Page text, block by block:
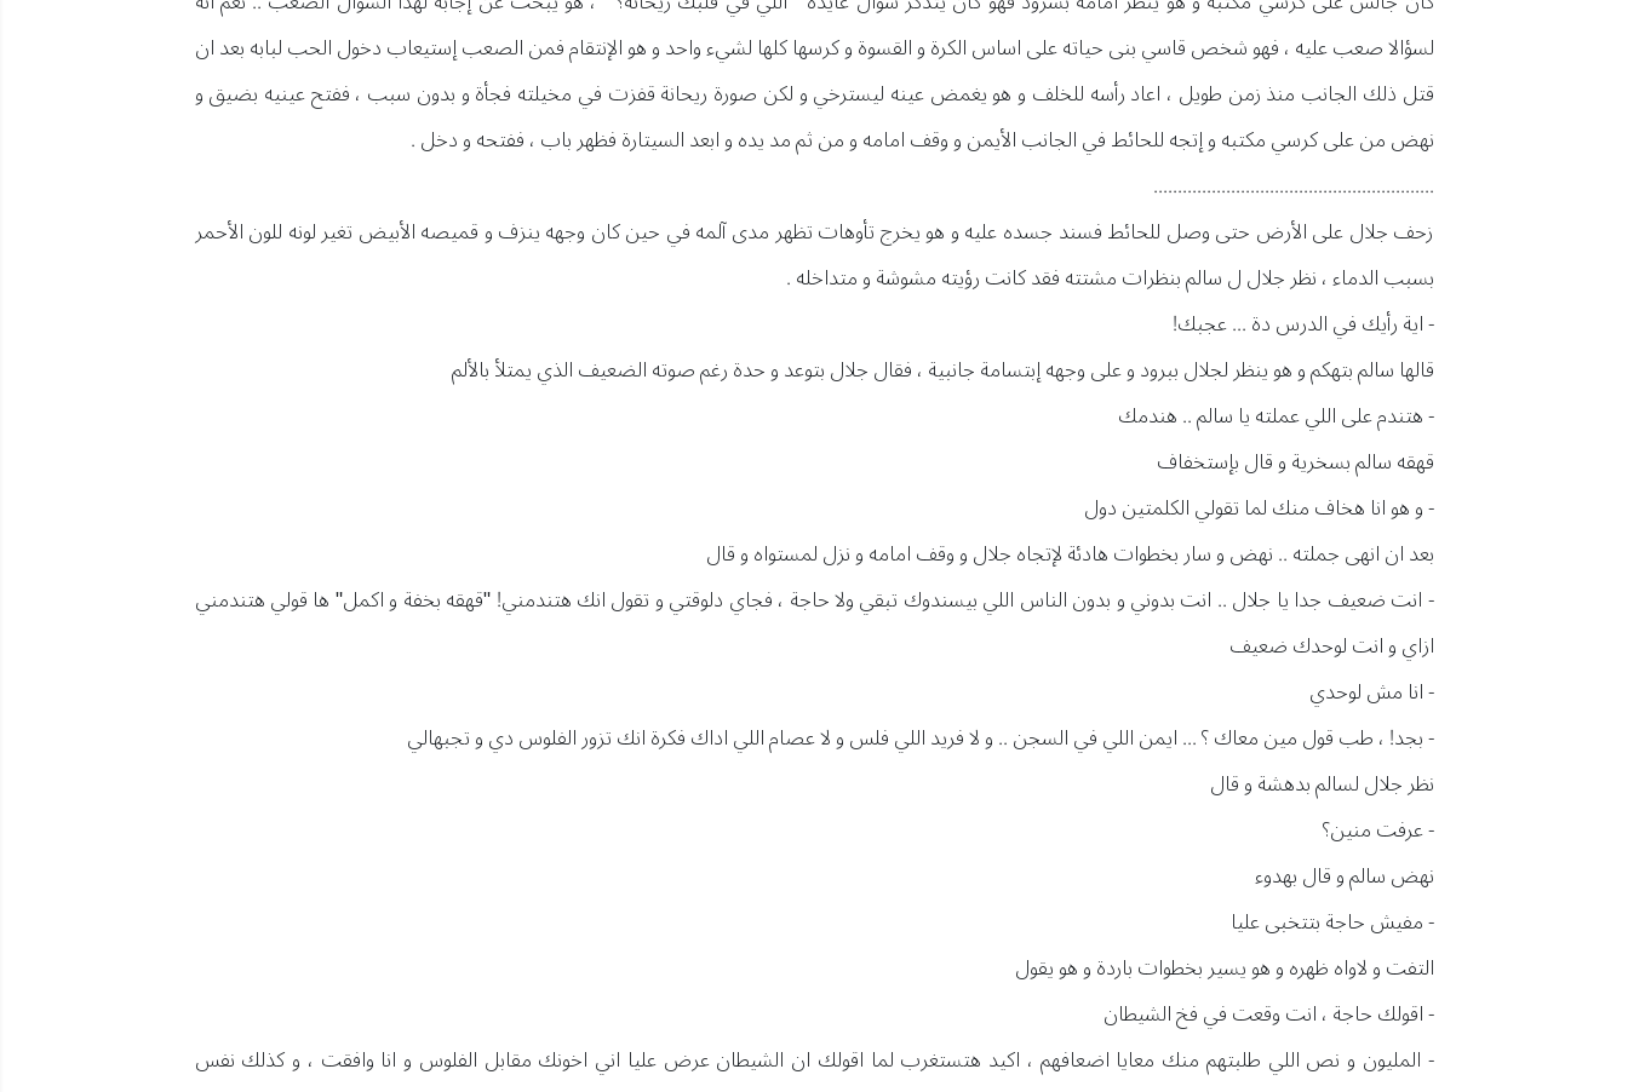
لسؤالا صعب عليه ، فهو شخص قاسي بنى حياته على اساس الكرة و القسوة و كرسها كلها لشيء واحد و هو الإنتقام فمن الصعب إستيعاب دخول الحب لبابه بعد ان
قتل ذلك الجانب منذ زمن طويل ، اعاد رأسه للخلف و هو يغمض عينه ليسترخي و لكن صورة ريحانة قفزت في مخيلته فجأة و بدون سبب ، ففتح عينيه بضيق و
نهض من على كرسي مكتبه و إتجه للحائط في الجانب الأيمن و وقف امامه و من ثم مد يده و ابعد السيتارة فظهر باب ، ففتحه و دخل .
..........................................................
زحف جلال على الأرض حتى وصل للحائط فسند جسده عليه و هو يخرج تأوهات تظهر مدى آلمه في حين كان وجهه ينزف و قميصه الأبيض تغير لونه للون الأحمر
بسبب الدماء ، نظر جلال ل سالم بنظرات مشتته فقد كانت رؤيته مشوشة و متداخله .
- اية رأيك في الدرس دة ... عجبك!
قالها سالم بتهكم و هو ينظر لجلال ببرود و على وجهه إبتسامة جانبية ، فقال جلال بتوعد و حدة رغم صوته الضعيف الذي يمتلأ بالألم
- هتندم على اللي عملته يا سالم .. هندمك
قهقه سالم بسخرية و قال بإستخفاف
- و هو انا هخاف منك لما تقولي الكلمتين دول
بعد ان انهى جملته .. نهض و سار بخطوات هادئة لإتجاه جلال و وقف امامه و نزل لمستواه و قال
- انت ضعيف جدا يا جلال .. انت بدوني و بدون الناس اللي بيسندوك تبقي ولا حاجة ، فجاي دلوقتي و تقول انك هتندمني! "قهقه بخفة و اكمل" ها قولي هتندمني
ازاي و انت لوحدك ضعيف
- انا مش لوحدي
- بجد! ، طب قول مين معاك ؟ ... ايمن اللي في السجن .. و لا فريد اللي فلس و لا عصام اللي اداك فكرة انك تزور الفلوس دي و تجبهالي
نظر جلال لسالم بدهشة و قال
- عرفت منين؟
نهض سالم و قال بهدوء
- مفيش حاجة بتتخبى عليا
التفت و لاواه ظهره و هو يسير بخطوات باردة و هو يقول
- اقولك حاجة ، انت وقعت في فخ الشيطان
- المليون و نص اللي طلبتهم منك معايا اضعافهم ، اكيد هتستغرب لما اقولك ان الشيطان عرض عليا اني اخونك مقابل الفلوس و انا وافقت ، و كذلك نفس